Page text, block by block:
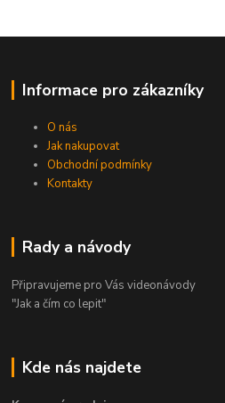
Informace pro zákazníky
O nás
Jak nakupovat
Obchodní podmínky
Kontakty
Rady a návody
Připravujeme pro Vás videonávody
"Jak a čím co lepit"
Kde nás najdete